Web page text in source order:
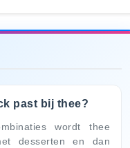
past bij thee?
wordt thee
desserten en dan